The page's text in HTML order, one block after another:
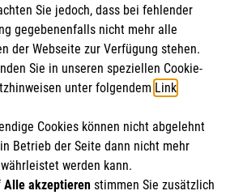
uns
Sie jedoch, dass bei fehlender
gegebenenfalls nicht mehr alle
der Webseite zur Verfügung stehen.
Sie in unseren speziellen Cookie-
unter folgendem Link.
Cookies können nicht abgelehnt
Betrieb der Seite dann nicht mehr
werden kann.
Alle akzeptierenstimmen Sie zusätzlich